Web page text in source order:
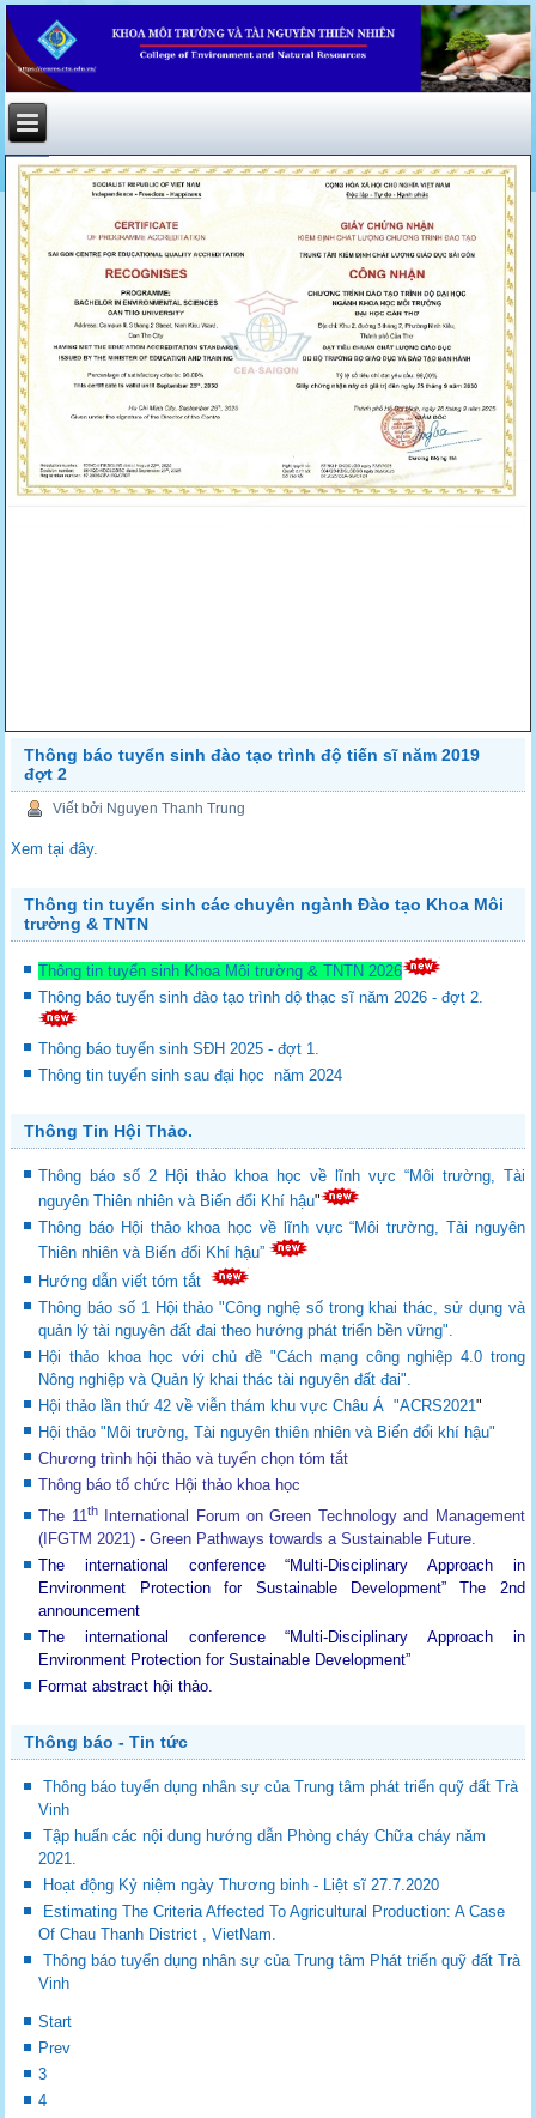
Thông báo tuyển sinh đào tạo trình độ tiến sĩ năm 2019
đợt 2
Viết bởi Nguyen Thanh Trung
Xem tại đây.
Thông tin tuyển sinh các chuyên ngành Đào tạo Khoa Môi
trường & TNTN
Thông tin tuyển sinh Khoa Môi trường & TNTN 2026
Thông báo tuyển sinh đào tạo trình dộ thạc sĩ năm 2026 - đợt 2.
Thông báo tuyển sinh SĐH 2025 - đợt 1.
Thông tin tuyển sinh sau đại học năm 2024
Thông Tin Hội Thảo.
Thông báo số 2 Hội thảo khoa học về lĩnh vực “Môi trường, Tài
nguyên Thiên nhiên và Biến đổi Khí hậu"
Thông báo Hội thảo khoa học về lĩnh vực “Môi trường, Tài nguyên
Thiên nhiên và Biến đổi Khí hậu”
Hướng dẫn viết tóm tắt
Thông báo số 1 Hội thảo "Công nghệ số trong khai thác, sử dụng và
quản lý tài nguyên đất đai theo hướng phát triển bền vững".
Hội thảo khoa học với chủ đề "Cách mạng công nghiệp 4.0 trong
Nông nghiệp và Quản lý khai thác tài nguyên đất đai".
Hội thảo lần thứ 42 về viễn thám khu vực Châu Á "ACRS2021"
Hội thảo "Môi trường, Tài nguyên thiên nhiên và Biến đổi khí hậu"
Chương trình hội thảo và tuyển chọn tóm tắt
Thông báo tổ chức Hội thảo khoa học
The 11thInternational Forum on Green Technology and Management
(IFGTM 2021) - Green Pathways towards a Sustainable Future.
The international conference “Multi-Disciplinary Approach in
Environment Protection for Sustainable Development”The 2nd
announcement
The international conference “Multi-Disciplinary Approach in
Environment Protection for Sustainable Development”
Format abstract hội thảo.
Thông báo - Tin tức
Thông báo tuyển dụng nhân sự của Trung tâm phát triển quỹ đất Trà
Vinh
Tập huấn các nội dung hướng dẫn Phòng cháy Chữa cháy năm
2021.
Hoạt động Kỷ niệm ngày Thương binh - Liệt sĩ 27.7.2020
Estimating The Criteria Affected To Agricultural Production: A Case
Of Chau Thanh District , VietNam.
Thông báo tuyển dụng nhân sự của Trung tâm Phát triển quỹ đất Trà
Vinh
Start
Prev
3
4